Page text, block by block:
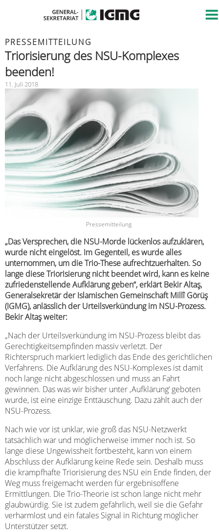
PRESSEMITTEILUNG
Triorisierung des NSU-Komplexes
beenden!
11. Juli 2018
Pressemitteilung
„Das Versprechen, die NSU-Morde lückenlos aufzuklären,
wurde nicht eingelöst. Im Gegenteil, es wurde alles
unternommen, um die Trio-These aufrechtzuerhalten. So
lange diese Triorisierung nicht beendet wird, kann es keine
zufriedenstellende Aufklärung geben“, erklärt Bekir Altaş,
Generalsekretär der Islamischen Gemeinschaft Millî Görüş
(IGMG), anlässlich der Urteilsverkündung im NSU-Prozess.
Bekir Altaş weiter:
„Nach der Urteilsverkündung im NSU-Prozess bleibt das
Gerechtigkeitsempfinden massiv verletzt. Der
Richterspruch markiert lediglich das Ende des gerichtlichen
Verfahrens. Die Aufklärung des NSU-Komplexes ist damit
noch lange nicht abgeschlossen und muss an Fahrt
gewinnen. Das was wir bisher unter ‚Aufklärung‘ geboten
wurde, ist eine einzige Enttäuschung. Dazu zählt auch der
NSU-Prozess.
Nach wie vor ist unklar, wie groß das NSU-Netzwerkt
tatsächlich war und möglicherweise immer noch ist. So
lange diese Ungewissheit fortbesteht, kann von einem
Abschluss der Aufklärung keine Rede sein. Deshalb muss
die krampfhafte Triorisierung des NSU ein Ende finden, der
Weg muss freigemacht werden für ergebnisoffene
Ermittlungen. Die Trio-Theorie ist schon lange nicht mehr
glaubwürdig. Sie ist zudem gefährlich, weil sie die Gefahr
verharmlost und ein fatales Signal in Richtung möglicher
Unterstützer setzt.